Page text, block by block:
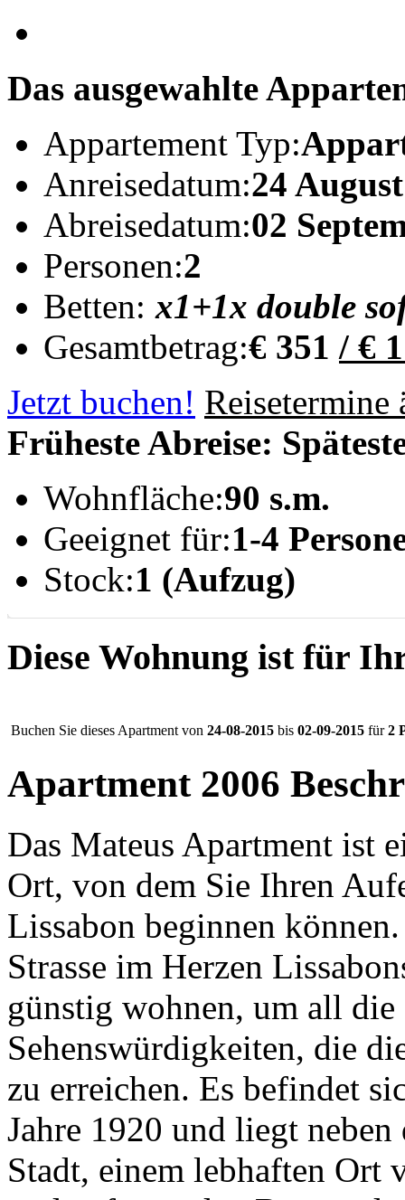
Das ausgewahlte
Appartement Typ:
Anreisedatum:24
Abreisedatum:02
Personen:2
Betten: x1+1x double
Gesamtbetrag:€ 351 / €
Jetzt buchen! Reisetermine
Früheste Abreise:
Wohnfläche:90 s.m.
Geeignet für:1-4
Stock:1 (Aufzug)
Diese Wohnung ist für
Buchen Sie dieses Apartment von 24-08-2015 bis 02-09-2015 für2
Apartment 2006
Das Mateus Apartment ist
Ort, von dem Sie Ihren
Lissabon beginnen
Strasse im Herzen
günstig wohnen, um all die
Sehenswürdigkeiten, die
zu erreichen. Es befindet
Jahre 1920 und liegt
Stadt, einem lebhaften Ort